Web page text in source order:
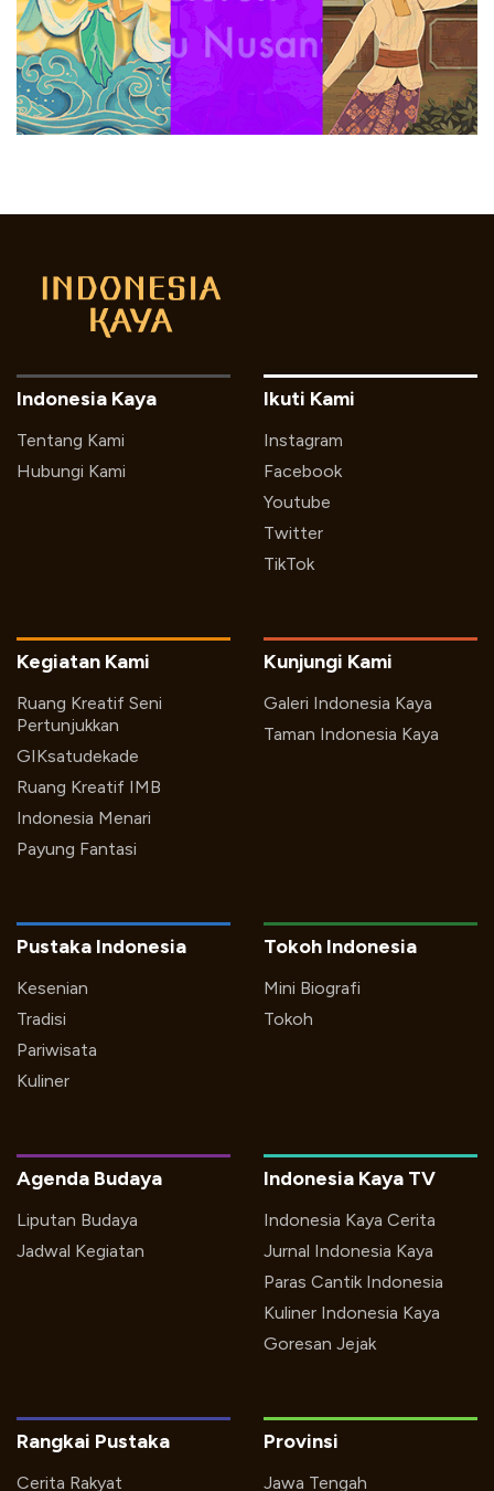
Indonesia Kaya
Tentang Kami
Hubungi Kami
Ikuti Kami
Instagram
Facebook
Youtube
Twitter
TikTok
Kegiatan Kami
Ruang Kreatif Seni
Pertunjukkan
GIKsatudekade
Ruang Kreatif IMB
Indonesia Menari
Payung Fantasi
Kunjungi Kami
Galeri Indonesia Kaya
Taman Indonesia Kaya
Pustaka Indonesia
Kesenian
Tradisi
Pariwisata
Kuliner
Tokoh Indonesia
Mini Biografi
Tokoh
Indonesia Kaya TV
Indonesia Kaya Cerita
Jurnal Indonesia Kaya
Paras Cantik Indonesia
Kuliner Indonesia Kaya
Goresan Jejak
Agenda Budaya
Liputan Budaya
Jadwal Kegiatan
Rangkai Pustaka
Cerita Rakyat
Provinsi
Jawa Tengah